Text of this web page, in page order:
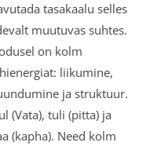
tasakaalu selles
muutuvas suhtes.
on kolm
liikumine,
ja struktuur.
(Vata), tuli (pitta) ja
(kapha). Need kolm